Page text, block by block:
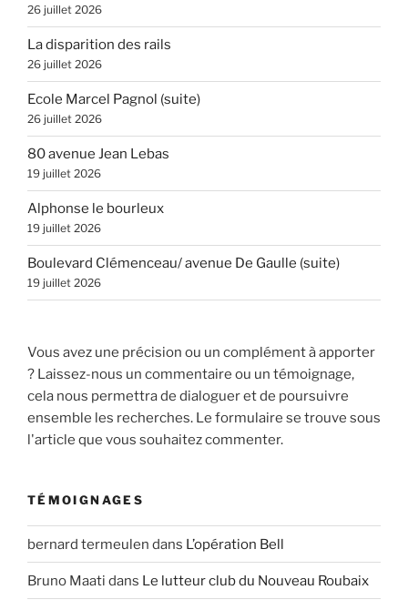
26 juillet 2026
La disparition des rails
26 juillet 2026
Ecole Marcel Pagnol (suite)
26 juillet 2026
80 avenue Jean Lebas
19 juillet 2026
Alphonse le bourleux
19 juillet 2026
Boulevard Clémenceau/ avenue De Gaulle (suite)
19 juillet 2026
Vous avez une précision ou un complément à apporter
? Laissez-nous un commentaire ou un témoignage,
cela nous permettra de dialoguer et de poursuivre
ensemble les recherches. Le formulaire se trouve sous
l'article que vous souhaitez commenter.
TÉMOIGNAGES
bernard termeulen dans L’opération Bell
Bruno Maati dans Le lutteur club du Nouveau Roubaix